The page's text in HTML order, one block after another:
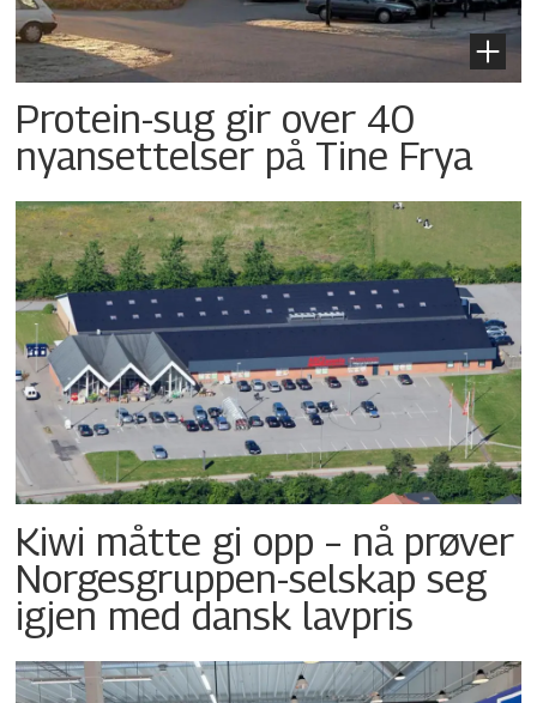
Protein-sug gir over 40
nyansettelser på Tine Frya
Kiwi måtte gi opp – nå prøver
Norgesgruppen-selskap seg
igjen med dansk lavpris